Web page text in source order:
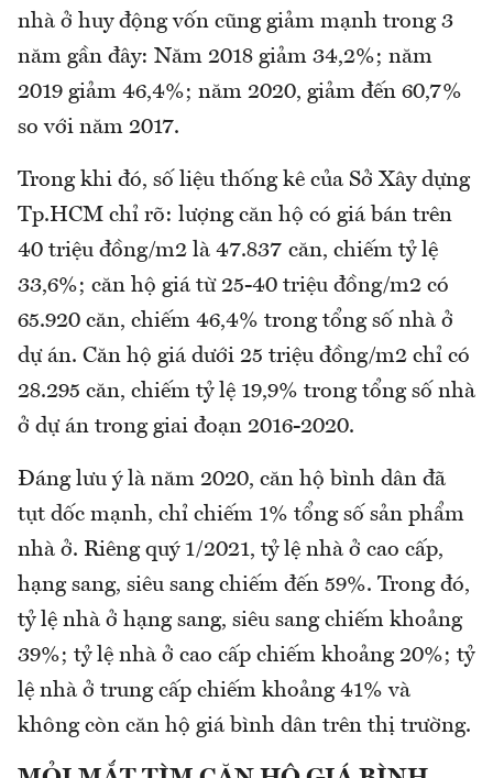
nhà ở huy động vốn cũng giảm mạnh trong 3
năm gần đây: Năm 2018 giảm 34,2%; năm
2019 giảm 46,4%; năm 2020, giảm đến 60,7%
so với năm 2017.
Trong khi đó, số liệu thống kê của Sở Xây dựng
Tp.HCM chỉ rõ: lượng căn hộ có giá bán trên
40 triệu đồng/m2 là 47.837 căn, chiếm tỷ lệ
33,6%; căn hộ giá từ 25-40 triệu đồng/m2 có
65.920 căn, chiếm 46,4% trong tổng số nhà ở
dự án. Căn hộ giá dưới 25 triệu đồng/m2 chỉ có
28.295 căn, chiếm tỷ lệ 19,9% trong tổng số nhà
ở dự án trong giai đoạn 2016-2020.
Đáng lưu ý là năm 2020, căn hộ bình dân đã
tụt dốc mạnh, chỉ chiếm 1% tổng số sản phẩm
nhà ở. Riêng quý 1/2021, tỷ lệ nhà ở cao cấp,
hạng sang, siêu sang chiếm đến 59%. Trong đó,
tỷ lệ nhà ở hạng sang, siêu sang chiếm khoảng
39%; tỷ lệ nhà ở cao cấp chiếm khoảng 20%; tỷ
lệ nhà ở trung cấp chiếm khoảng 41% và
không còn căn hộ giá bình dân trên thị trường.